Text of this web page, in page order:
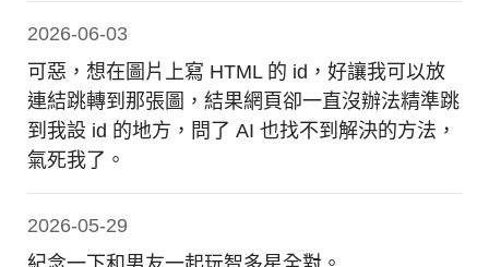
2026-06-03
可惡，想在圖片上寫 HTML 的 id，好讓我可以放
連結跳轉到那張圖，結果網頁卻一直沒辦法精準跳
到我設 id 的地方，問了 AI 也找不到解決的方法，
氣死我了。
2026-05-29